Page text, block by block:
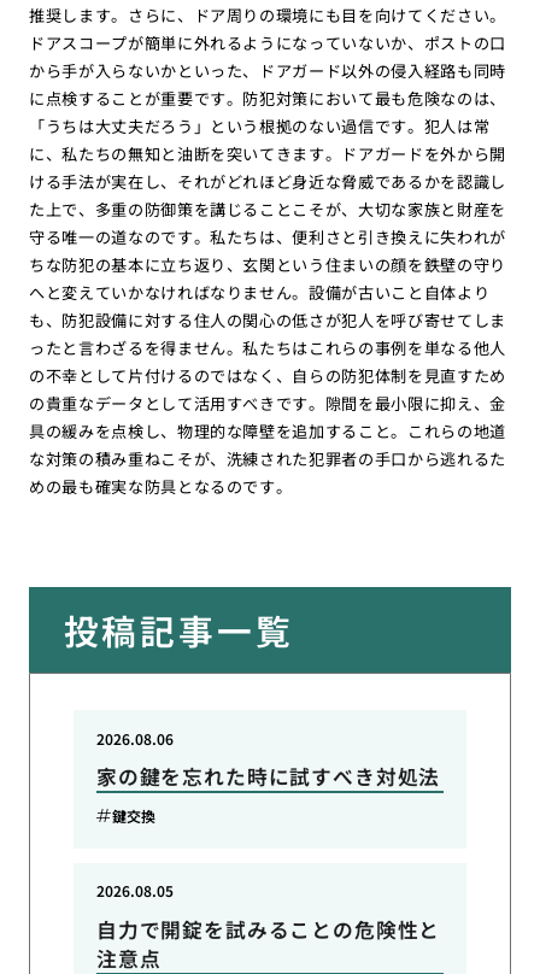
推奨します。さらに、ドア周りの環境にも目を向けてください。
ドアスコープが簡単に外れるようになっていないか、ポストの口
から手が入らないかといった、ドアガード以外の侵入経路も同時
に点検することが重要です。防犯対策において最も危険なのは、
「うちは大丈夫だろう」という根拠のない過信です。犯人は常
に、私たちの無知と油断を突いてきます。ドアガードを外から開
ける手法が実在し、それがどれほど身近な脅威であるかを認識し
た上で、多重の防御策を講じることこそが、大切な家族と財産を
守る唯一の道なのです。私たちは、便利さと引き換えに失われが
ちな防犯の基本に立ち返り、玄関という住まいの顔を鉄壁の守り
へと変えていかなければなりません。設備が古いこと自体より
も、防犯設備に対する住人の関心の低さが犯人を呼び寄せてしま
ったと言わざるを得ません。私たちはこれらの事例を単なる他人
の不幸として片付けるのではなく、自らの防犯体制を見直すため
の貴重なデータとして活用すべきです。隙間を最小限に抑え、金
具の緩みを点検し、物理的な障壁を追加すること。これらの地道
な対策の積み重ねこそが、洗練された犯罪者の手口から逃れるた
めの最も確実な防具となるのです。
投稿記事一覧
家の鍵を忘れた時に試すべき対処法
2026.08.06
鍵交換
自力で開錠を試みることの危険性と
注意点
2026.08.05